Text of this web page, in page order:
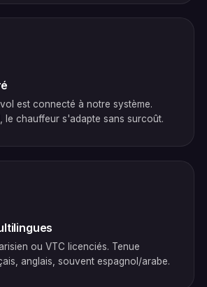
est connecté à notre système.
le chauffeur s'adapte sans surcoût.
ou VTC licenciés. Tenue
anglais, souvent espagnol/arabe.